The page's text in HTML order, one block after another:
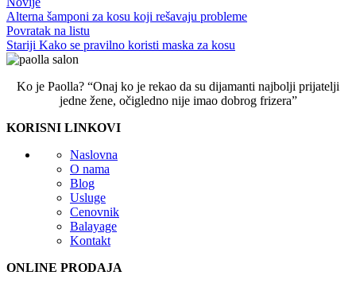
Alterna šamponi za kosu koji rešavaju probleme
Povratak na listu
Stariji Kako se pravilno koristi maska za kosu
Ko je Paolla? “Onaj ko je rekao da su dijamanti najbolji prijatelji
jedne žene, očigledno nije imao dobrog frizera”
KORISNI LINKOVI
Naslovna
O nama
Blog
Usluge
Cenovnik
Balayage
Kontakt
ONLINE PRODAJA